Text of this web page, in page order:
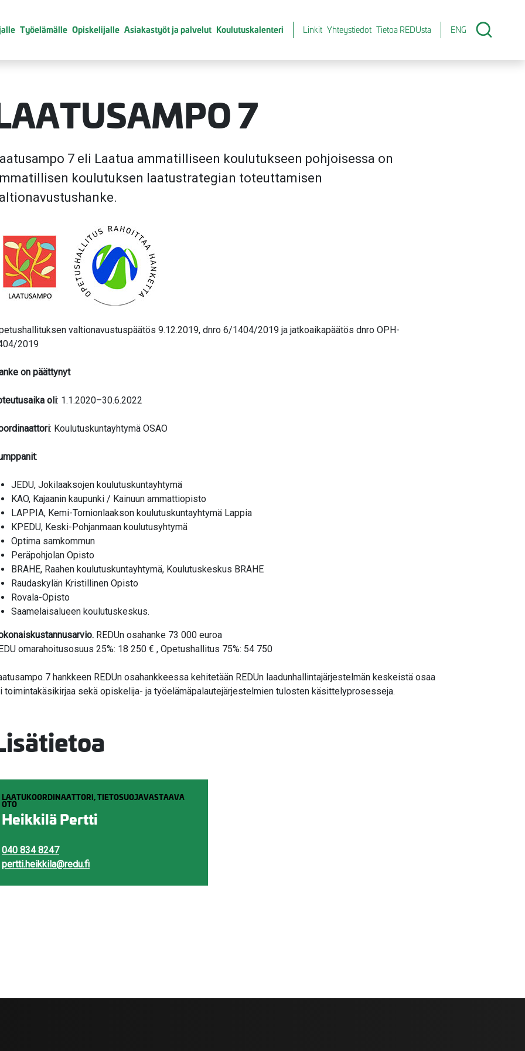
Työelämälle Opiskelijalle Asiakastyöt ja palvelut Koulutuskalenteri Linkit Yhteystiedot Tietoa REDUsta ENG
7
7 eli Laatua ammatilliseen koulutukseen pohjoisessa on
koulutuksen laatustrategian toteuttamisen
valtionavustuspäätös 9.12.2019, dnro 6/1404/2019 ja jatkoaikapäätös dnro OPH-
2019
on päättynyt
oli: 1.1.2020–30.6.2022
: Koulutuskuntayhtymä OSAO
:
JEDU, Jokilaaksojen koulutuskuntayhtymä
KAO, Kajaanin kaupunki / Kainuun ammattiopisto
LAPPIA, Kemi-Tornionlaakson koulutuskuntayhtymä Lappia
KPEDU, Keski-Pohjanmaan koulutusyhtymä
Optima samkommun
Peräpohjolan Opisto
BRAHE, Raahen koulutuskuntayhtymä, Koulutuskeskus BRAHE
Raudaskylän Kristillinen Opisto
Rovala-Opisto
Saamelaisalueen koulutuskeskus.
REDUn osahanke 73 000 euroa
omarahoitusosuus 25%: 18 250 € , Opetushallitus 75%: 54 750
7 hankkeen REDUn osahankkeessa kehitetään REDUn laadunhallintajärjestelmän keskeistä osaa
toimintakäsikirjaa sekä opiskelija- ja työelämäpalautejärjestelmien tulosten käsittelyprosesseja.
LAATUKOORDINAATTORI, TIETOSUOJAVASTAAVA
OTO
Heikkilä Pertti
040 834 8247
pertti.heikkila@redu.fi